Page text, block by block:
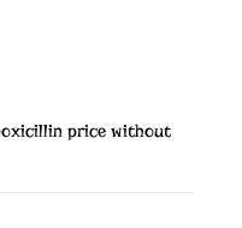
price without